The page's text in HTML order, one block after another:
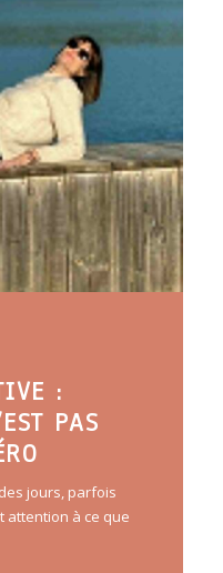
:
PAS
jours, parfois
attention à ce que